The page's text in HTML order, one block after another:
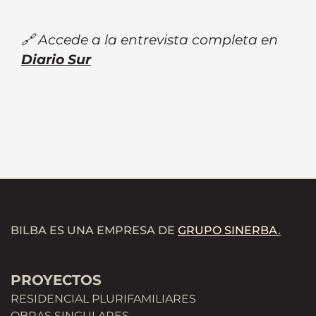
🔗 Accede a la entrevista completa en
Diario Sur
BILBA ES UNA EMPRESA DE GRUPO SINERBA.
PROYECTOS
RESIDENCIAL PLURIFAMILIARES